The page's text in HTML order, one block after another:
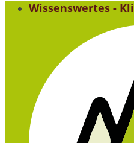
Wissenswertes -